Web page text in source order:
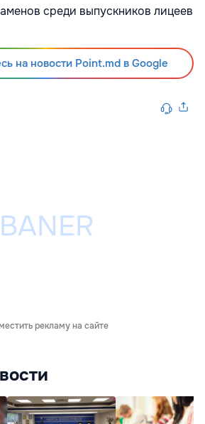
среди выпускников лицеев
на новости Point.md в Google
рекламу на сайте